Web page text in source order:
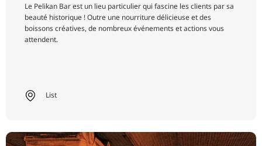
Le Pelikan Bar est un lieu particulier qui fascine les clients par sa
beauté historique ! Outre une nourriture délicieuse et des
boissons créatives, de nombreux événements et actions vous
attendent.
List